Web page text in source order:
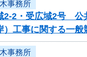
事務所
2-2・受広域2号
工事に関する一般
事務所